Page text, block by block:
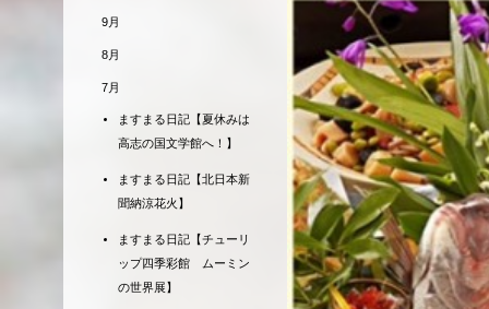
9月
8月
7月
ますまる日記【夏休みは
高志の国文学館へ！】
ますまる日記【北日本新
聞納涼花火】
ますまる日記【チューリ
ップ四季彩館 ムーミン
の世界展】